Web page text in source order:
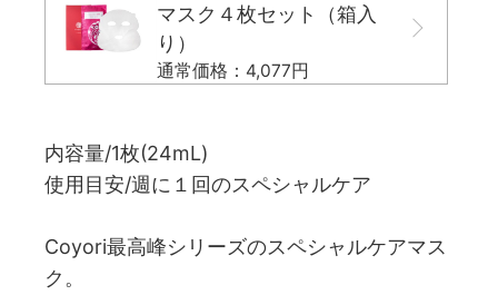
マスク４枚セット（箱入
り）
通常価格：4,077円
内容量/1枚(24mL)
使用目安/週に１回のスペシャルケア
Coyori最高峰シリーズのスペシャルケアマス
ク。